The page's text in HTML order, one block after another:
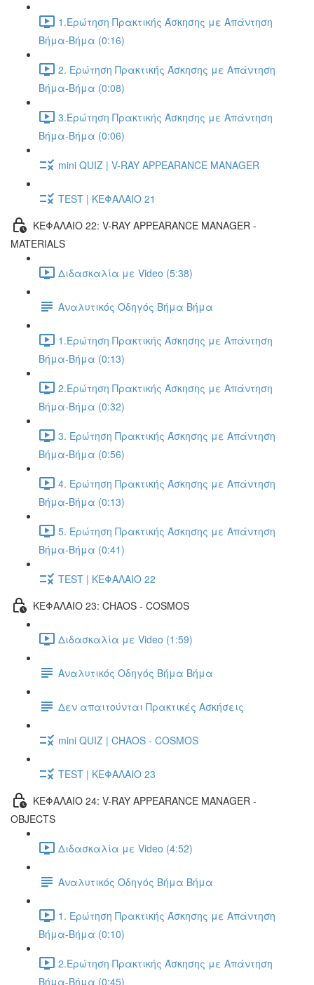
1.Ερώτηση Πρακτικής Άσκησης με Απάντηση
Βήμα-Βήμα (0:16)
2. Ερώτηση Πρακτικής Άσκησης με Απάντηση
Βήμα-Βήμα (0:08)
3.Ερώτηση Πρακτικής Άσκησης με Απάντηση
Βήμα-Βήμα (0:06)
mini QUIZ | V-RAY APPEARANCE MANAGER
TEST | ΚΕΦΑΛΑΙΟ 21
ΚΕΦΑΛΑΙΟ 22: V-RAY APPEARANCE MANAGER -
MATERIALS
Διδασκαλία με Video (5:38)
Αναλυτικός Οδηγός Βήμα Βήμα
1.Ερώτηση Πρακτικής Άσκησης με Απάντηση
Βήμα-Βήμα (0:13)
2.Ερώτηση Πρακτικής Άσκησης με Απάντηση
Βήμα-Βήμα (0:32)
3. Ερώτηση Πρακτικής Άσκησης με Απάντηση
Βήμα-Βήμα (0:56)
4. Ερώτηση Πρακτικής Άσκησης με Απάντηση
Βήμα-Βήμα (0:13)
5. Ερώτηση Πρακτικής Άσκησης με Απάντηση
Βήμα-Βήμα (0:41)
TEST | ΚΕΦΑΛΑΙΟ 22
ΚΕΦΑΛΑΙΟ 23: CHAOS - COSMOS
Διδασκαλία με Video (1:59)
Αναλυτικός Οδηγός Βήμα Βήμα
Δεν απαιτούνται Πρακτικές Ασκήσεις
mini QUIZ | CHAOS - COSMOS
TEST | ΚΕΦΑΛΑΙΟ 23
ΚΕΦΑΛΑΙΟ 24: V-RAY APPEARANCE MANAGER -
OBJECTS
Διδασκαλία με Video (4:52)
Αναλυτικός Οδηγός Βήμα Βήμα
1. Ερώτηση Πρακτικής Άσκησης με Απάντηση
Βήμα-Βήμα (0:10)
2.Ερώτηση Πρακτικής Άσκησης με Απάντηση
Βήμα-Βήμα (0:45)